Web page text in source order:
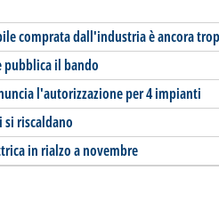
comprata dall'industria è ancora
pubblica il bando
l'autorizzazione per 4 impianti
riscaldano
in rialzo a novembre